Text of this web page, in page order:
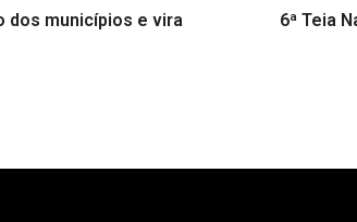
dos municípios e vira
6ª Teia